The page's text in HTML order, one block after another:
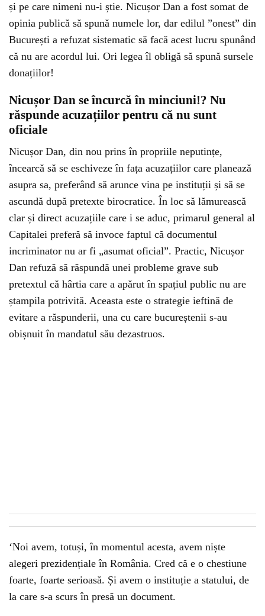
și pe care nimeni nu-i știe. Nicușor Dan a fost somat de
opinia publică să spună numele lor, dar edilul ”onest” din
București a refuzat sistematic să facă acest lucru spunând
că nu are acordul lui. Ori legea îl obligă să spună sursele
donațiilor!
Nicușor Dan se încurcă în minciuni!? Nu
răspunde acuzațiilor pentru că nu sunt
oficiale
Nicușor Dan, din nou prins în propriile neputințe,
încearcă să se eschiveze în fața acuzațiilor care planează
asupra sa, preferând să arunce vina pe instituții și să se
ascundă după pretexte birocratice. În loc să lămurească
clar și direct acuzațiile care i se aduc, primarul general al
Capitalei preferă să invoce faptul că documentul
incriminator nu ar fi „asumat oficial”. Practic, Nicușor
Dan refuză să răspundă unei probleme grave sub
pretextul că hârtia care a apărut în spațiul public nu are
ștampila potrivită. Aceasta este o strategie ieftină de
evitare a răspunderii, una cu care bucureștenii s-au
obișnuit în mandatul său dezastruos.
‘Noi avem, totuși, în momentul acesta, avem niște
alegeri prezidențiale în România. Cred că e o chestiune
foarte, foarte serioasă. Și avem o instituție a statului, de
la care s-a scurs în presă un document.